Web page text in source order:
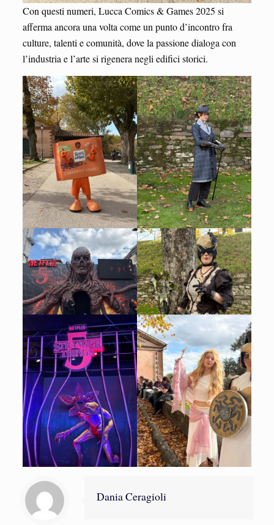
Con questi numeri, Lucca Comics & Games 2025 si
afferma ancora una volta come un punto d’incontro fra
culture, talenti e comunità, dove la passione dialoga con
l’industria e l’arte si rigenera negli edifici storici.
Dania Ceragioli